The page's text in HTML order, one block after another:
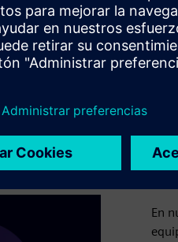
de ahorro,
admite las
Services
En